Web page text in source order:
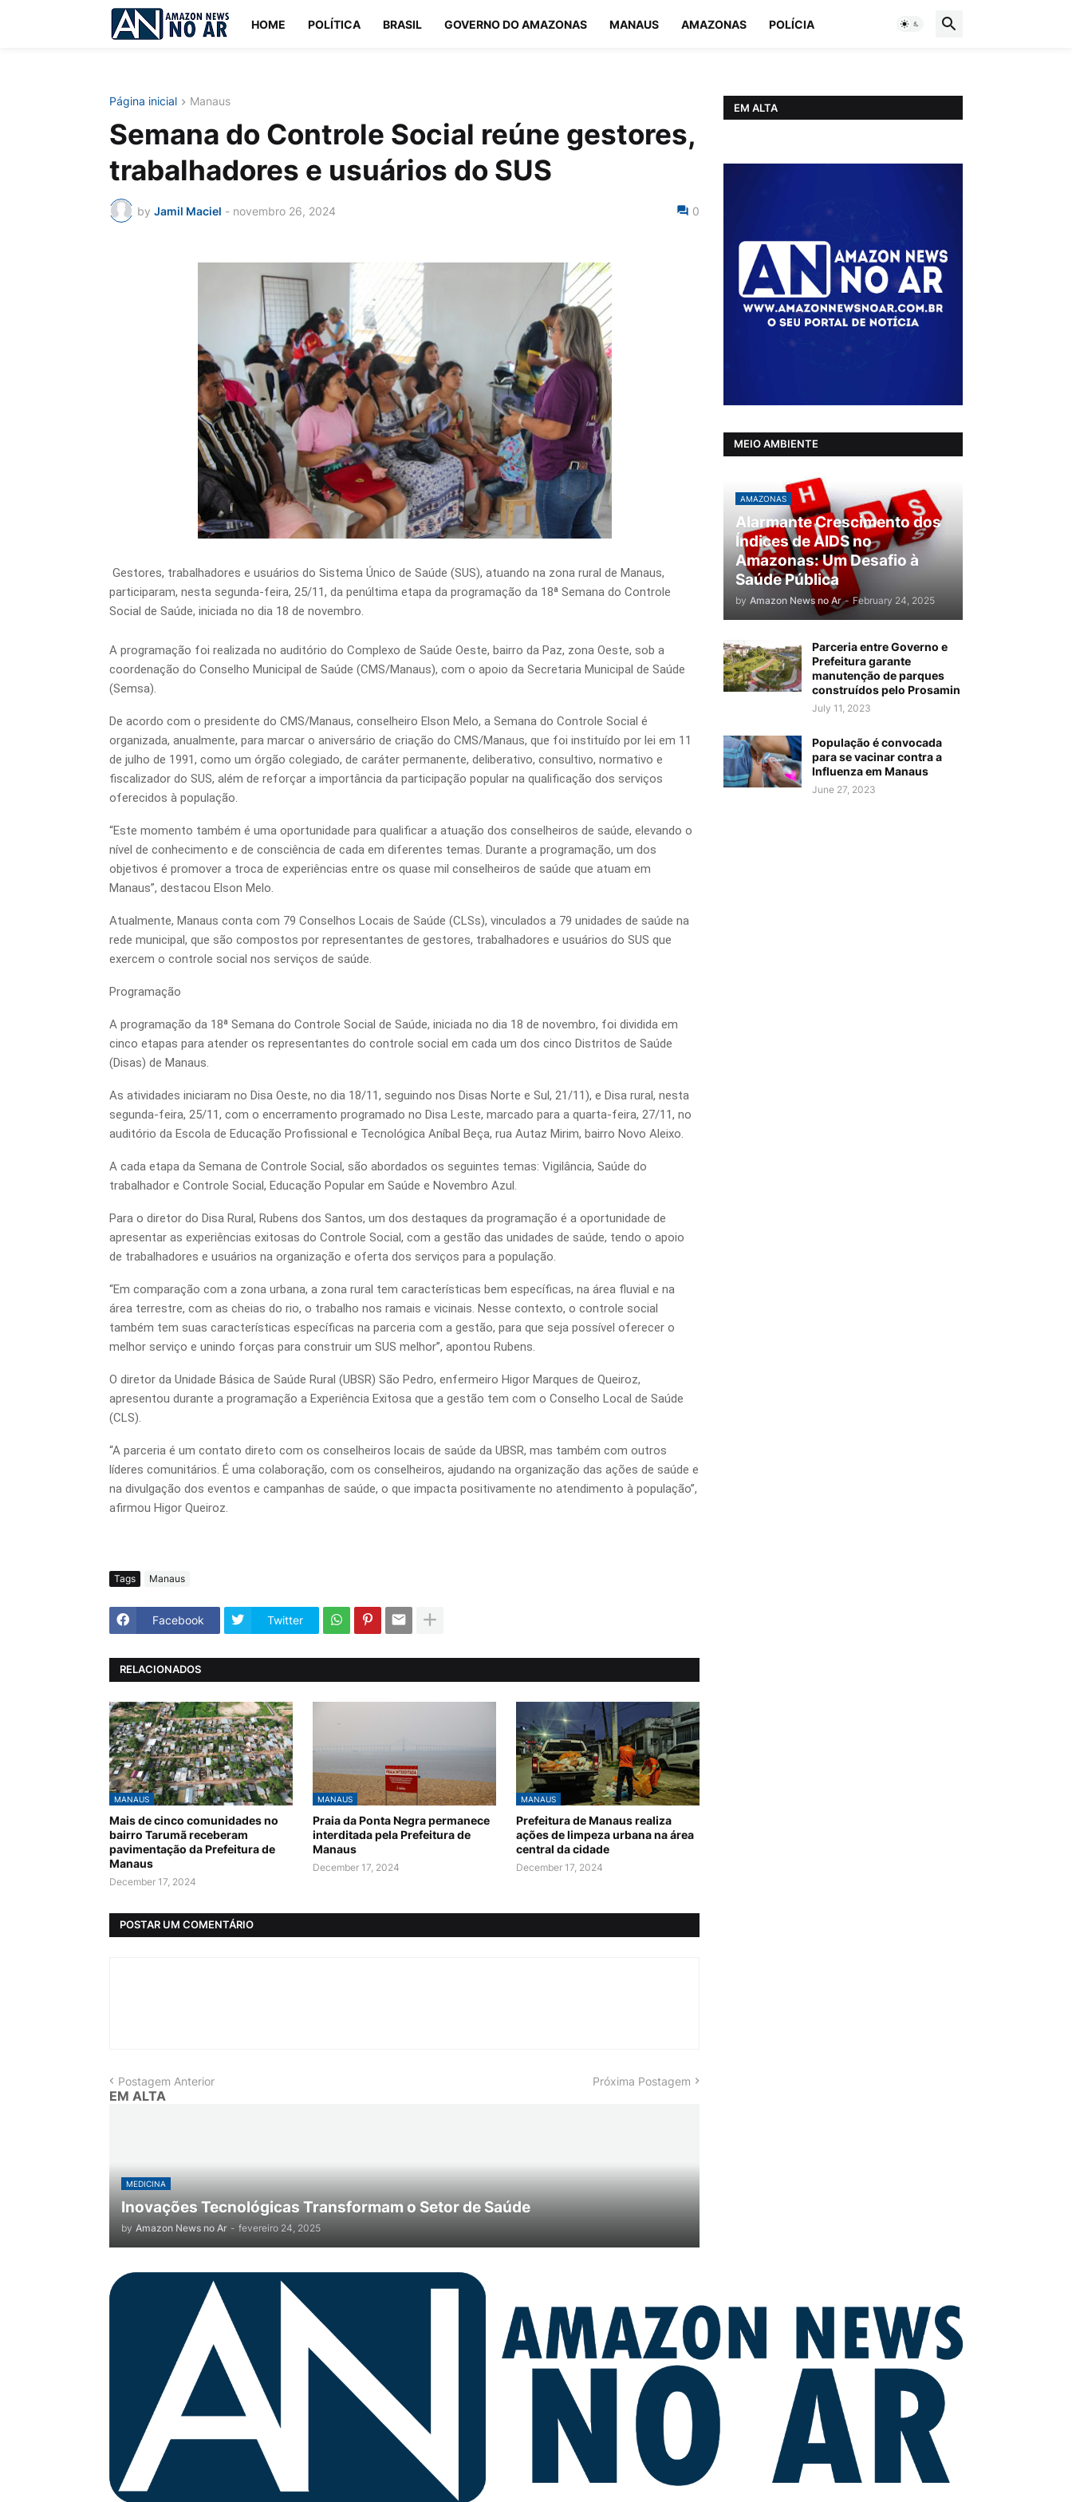
HOME POLÍTICA BRASIL GOVERNO DO AMAZONAS MANAUS AMAZONAS POLÍCIA
Página inicial Manaus
Semana do Controle Social reúne gestores,
trabalhadores e usuários do SUS
by Jamil Maciel - novembro 26, 2024 0
Gestores, trabalhadores e usuários do Sistema Único de Saúde (SUS), atuando na zona rural de Manaus,
participaram, nesta segunda-feira, 25/11, da penúltima etapa da programação da 18ª Semana do Controle
Social de Saúde, iniciada no dia 18 de novembro.
A programação foi realizada no auditório do Complexo de Saúde Oeste, bairro da Paz, zona Oeste, sob a
coordenação do Conselho Municipal de Saúde (CMS/Manaus), com o apoio da Secretaria Municipal de Saúde
(Semsa).
De acordo com o presidente do CMS/Manaus, conselheiro Elson Melo, a Semana do Controle Social é
organizada, anualmente, para marcar o aniversário de criação do CMS/Manaus, que foi instituído por lei em 11
de julho de 1991, como um órgão colegiado, de caráter permanente, deliberativo, consultivo, normativo e
fiscalizador do SUS, além de reforçar a importância da participação popular na qualificação dos serviços
oferecidos à população.
“Este momento também é uma oportunidade para qualificar a atuação dos conselheiros de saúde, elevando o
nível de conhecimento e de consciência de cada em diferentes temas. Durante a programação, um dos
objetivos é promover a troca de experiências entre os quase mil conselheiros de saúde que atuam em
Manaus”, destacou Elson Melo.
Atualmente, Manaus conta com 79 Conselhos Locais de Saúde (CLSs), vinculados a 79 unidades de saúde na
rede municipal, que são compostos por representantes de gestores, trabalhadores e usuários do SUS que
exercem o controle social nos serviços de saúde.
Programação
A programação da 18ª Semana do Controle Social de Saúde, iniciada no dia 18 de novembro, foi dividida em
cinco etapas para atender os representantes do controle social em cada um dos cinco Distritos de Saúde
(Disas) de Manaus.
As atividades iniciaram no Disa Oeste, no dia 18/11, seguindo nos Disas Norte e Sul, 21/11), e Disa rural, nesta
segunda-feira, 25/11, com o encerramento programado no Disa Leste, marcado para a quarta-feira, 27/11, no
auditório da Escola de Educação Profissional e Tecnológica Aníbal Beça, rua Autaz Mirim, bairro Novo Aleixo.
A cada etapa da Semana de Controle Social, são abordados os seguintes temas: Vigilância, Saúde do
trabalhador e Controle Social, Educação Popular em Saúde e Novembro Azul.
Para o diretor do Disa Rural, Rubens dos Santos, um dos destaques da programação é a oportunidade de
apresentar as experiências exitosas do Controle Social, com a gestão das unidades de saúde, tendo o apoio
de trabalhadores e usuários na organização e oferta dos serviços para a população.
“Em comparação com a zona urbana, a zona rural tem características bem específicas, na área fluvial e na
área terrestre, com as cheias do rio, o trabalho nos ramais e vicinais. Nesse contexto, o controle social
também tem suas características específicas na parceria com a gestão, para que seja possível oferecer o
melhor serviço e unindo forças para construir um SUS melhor”, apontou Rubens.
O diretor da Unidade Básica de Saúde Rural (UBSR) São Pedro, enfermeiro Higor Marques de Queiroz,
apresentou durante a programação a Experiência Exitosa que a gestão tem com o Conselho Local de Saúde
(CLS).
“A parceria é um contato direto com os conselheiros locais de saúde da UBSR, mas também com outros
líderes comunitários. É uma colaboração, com os conselheiros, ajudando na organização das ações de saúde e
na divulgação dos eventos e campanhas de saúde, o que impacta positivamente no atendimento à população”,
afirmou Higor Queiroz.
Tags Manaus
Facebook Twitter
RELACIONADOS
MANAUS
Mais de cinco comunidades no
bairro Tarumã receberam
pavimentação da Prefeitura de
Manaus
December 17, 2024
MANAUS
Praia da Ponta Negra permanece
interditada pela Prefeitura de
Manaus
December 17, 2024
MANAUS
Prefeitura de Manaus realiza
ações de limpeza urbana na área
central da cidade
December 17, 2024
POSTAR UM COMENTÁRIO
Postagem Anterior Próxima Postagem
EM ALTA
MEDICINA
Inovações Tecnológicas Transformam o Setor de Saúde
by Amazon News no Ar - fevereiro 24, 2025
EM ALTA
MEIO AMBIENTE
AMAZONAS
Alarmante Crescimento dos
Índices de AIDS no
Amazonas: Um Desafio à
Saúde Pública
by Amazon News no Ar - February 24, 2025
Parceria entre Governo e
Prefeitura garante
manutenção de parques
construídos pelo Prosamin
July 11, 2023
População é convocada
para se vacinar contra a
Influenza em Manaus
June 27, 2023